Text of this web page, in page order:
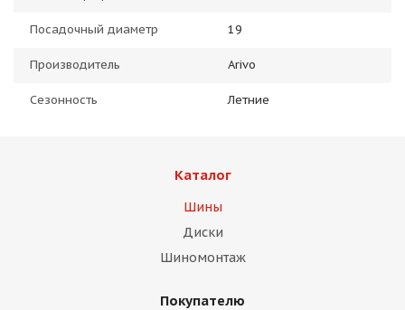
Посадочный диаметр 19
Производитель Arivo
Сезонность Летние
Каталог
Шины
Диски
Шиномонтаж
Покупателю